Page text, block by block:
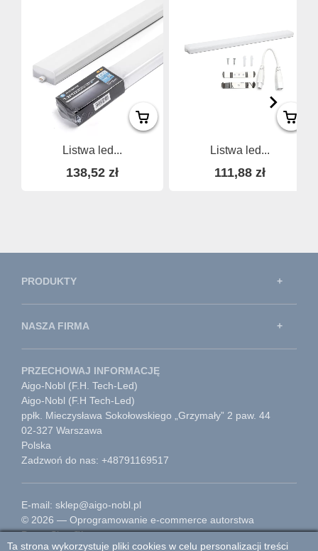
Listwa led...
138,52 zł
Listwa led...
111,88 zł
PRODUKTY
NASZA FIRMA
PRZECHOWAJ INFORMACJĘ
Aigo-Nobl (F.H. Tech-Led)
Aigo-Nobl (F.H Tech-Led)
ppłk. Mieczysława Sokołowskiego „Grzymały” 2 paw. 44
02-327 Warszawa
Polska
Zadzwoń do nas: +48791169517
E-mail: sklep@aigo-nobl.pl
© 2026 — Oprogramowanie e-commerce autorstwa
PrestaShop™
Ta strona wykorzystuje pliki cookies w celu personalizacji treści